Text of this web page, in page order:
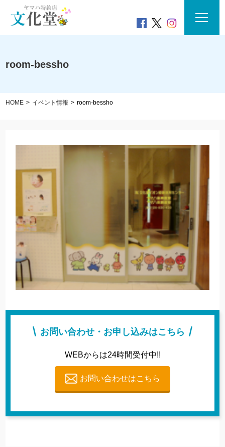
room-bessho
HOME イベント情報 room-bessho
お問い合わせ・お申し込みはこちら
WEBからは24時間受付中!!
お問い合わせはこちら